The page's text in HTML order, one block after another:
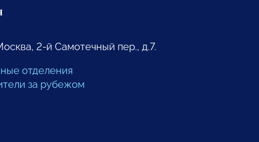
2-й Самотечный пер., д.7.
отделения
за рубежом